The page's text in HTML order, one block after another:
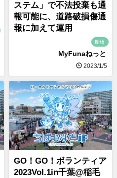
ステム」で不法投棄も通
報可能に、道路破損傷通
報に加えて運用
船橋
MyFunaねっと
2023/1/5
GO！GO！ボランティア
2023Vol.1in千葉@稲毛